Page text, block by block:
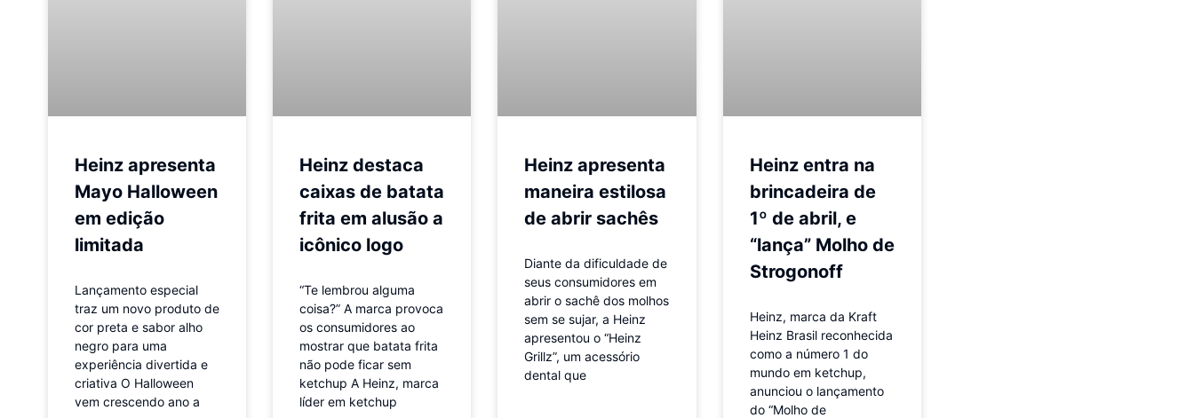
Heinz apresenta
Mayo Halloween
em edição
limitada
Lançamento especial
traz um novo produto de
cor preta e sabor alho
negro para uma
experiência divertida e
criativa O Halloween
vem crescendo ano a
Heinz destaca
caixas de batata
frita em alusão a
icônico logo
“Te lembrou alguma
coisa?” A marca provoca
os consumidores ao
mostrar que batata frita
não pode ficar sem
ketchup A Heinz, marca
líder em ketchup
Heinz apresenta
maneira estilosa
de abrir sachês
Diante da dificuldade de
seus consumidores em
abrir o sachê dos molhos
sem se sujar, a Heinz
apresentou o “Heinz
Grillz”, um acessório
dental que
Heinz entra na
brincadeira de
1º de abril, e
“lança” Molho de
Strogonoff
Heinz, marca da Kraft
Heinz Brasil reconhecida
como a número 1 do
mundo em ketchup,
anunciou o lançamento
do “Molho de